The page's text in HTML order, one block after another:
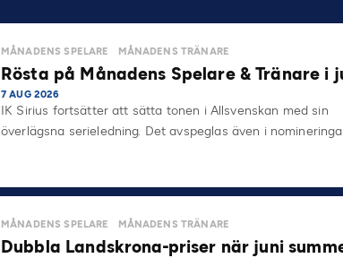
MÅNADENS SPELARE MÅNADENS TRÄNARE
Rösta på Månadens Spelare & Tränare i
7 AUG 2026
IK Sirius fortsätter att sätta tonen i Allsvenskan med sin
överlägsna serieledning. Det avspeglas även i
MÅNADENS SPELARE MÅNADENS TRÄNARE
Dubbla Landskrona-priser när juni